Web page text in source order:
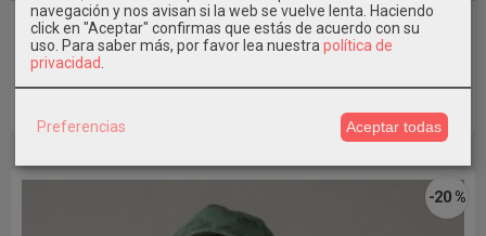
Pantalón lino relaxed Niño Mayoral
26,39 €
-20 %
navegación y nos avisan si la web se vuelve lenta. Haciendo
click en "Aceptar" confirmas que estás de acuerdo con su
uso. Para saber más, por favor lea nuestra política de
privacidad
Preferencias Aceptar todas